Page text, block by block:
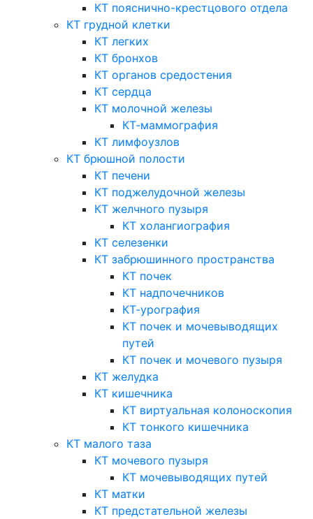
КТ пояснично-крестцового отдела
КТ грудной клетки
КТ легких
КТ бронхов
КТ органов средостения
КТ сердца
КТ молочной железы
КТ-маммография
КТ лимфоузлов
КТ брюшной полости
КТ печени
КТ поджелудочной железы
КТ желчного пузыря
КТ холангиография
КТ селезенки
КТ забрюшинного пространства
КТ почек
КТ надпочечников
КТ-урография
КТ почек и мочевыводящих
путей
КТ почек и мочевого пузыря
КТ желудка
КТ кишечника
КТ виртуальная колоноскопия
КТ тонкого кишечника
КТ малого таза
КТ мочевого пузыря
КТ мочевыводящих путей
КТ матки
КТ предстательной железы